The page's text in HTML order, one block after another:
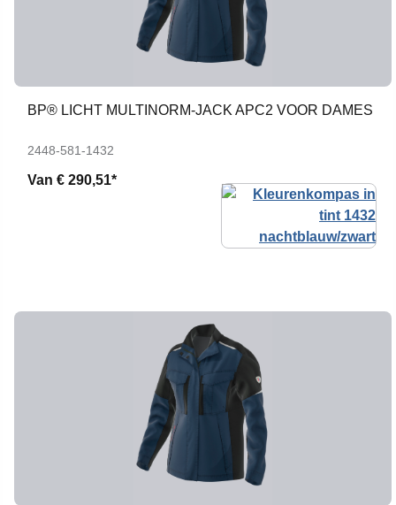
BP® LICHT MULTINORM-JACK APC2 VOOR DAMES
2448-581-1432
Van € 290,51*